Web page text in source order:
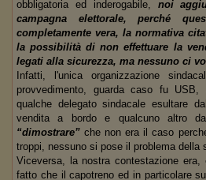
obbligatoria ed inderogabile, noi
campagna elettorale, perché
completamente vera, la normativa
la possibilità di non effettuare la
legati alla sicurezza, ma nessuno ci
Infatti, l'unica organizzazione
provvedimento, guarda caso fu
qualche delegato sindacale esultare
vendita a bordo e qualcuno altro
“dimostrare” che non era il caso
troppi, nessuno si pose il problema della
Viceversa, la nostra contestazione era,
fatto che il capotreno ed in particolare